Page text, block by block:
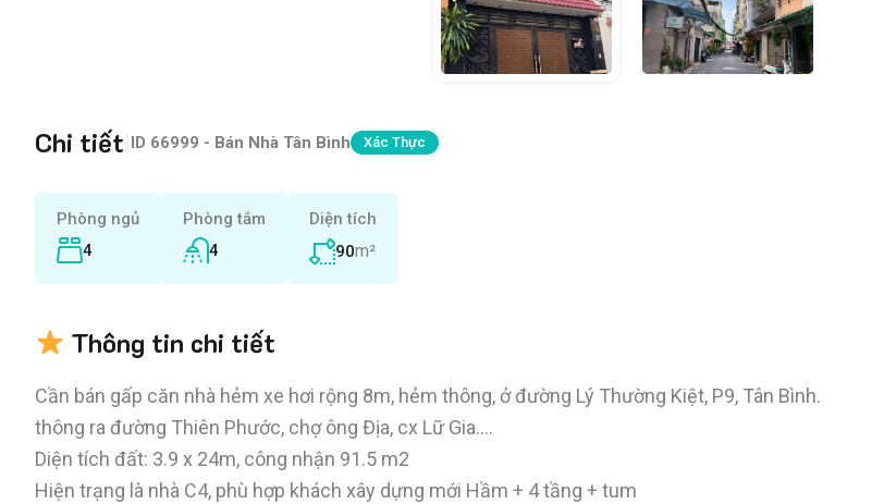
Chi tiết ID 66999 - Bán Nhà Tân Bình Xác Thực
Phòng ngủ
4
Phòng tắm
4
Diện tích
90m²
Thông tin chi tiết
Cần bán gấp căn nhà hẻm xe hơi rộng 8m, hẻm thông, ở đường Lý Thường Kiệt, P9, Tân Bình.
thông ra đường Thiên Phước, chợ ông Địa, cx Lữ Gia….
Diện tích đất: 3.9 x 24m, công nhận 91.5 m2
Hiện trạng là nhà C4, phù hợp khách xây dựng mới Hầm + 4 tầng + tum